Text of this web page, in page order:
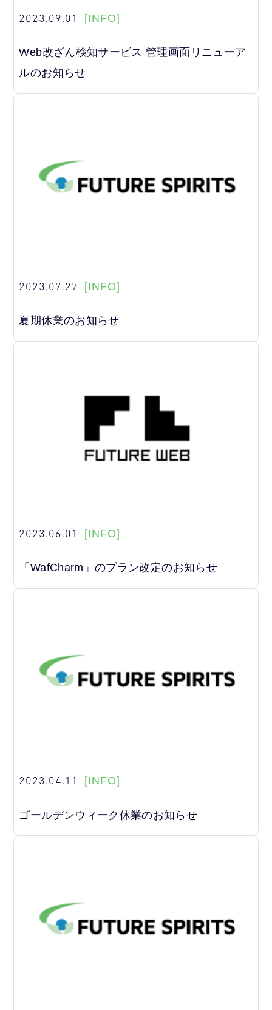
2023.09.01 [INFO]
Web改ざん検知サービス 管理画面リニューア
ルのお知らせ
2023.07.27 [INFO]
夏期休業のお知らせ
2023.06.01 [INFO]
「WafCharm」のプラン改定のお知らせ
2023.04.11 [INFO]
ゴールデンウィーク休業のお知らせ